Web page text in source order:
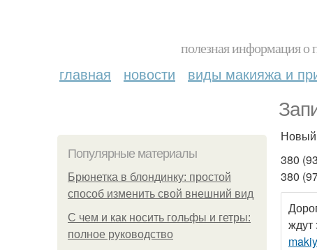
полезная информация о
главная новости виды макияжа и
Популярные материалы
Брюнетка в блондинку: простой
способ изменить свой внешний вид
С чем и как носить гольфы и гетры:
полное руководство
Новый
380
380
ждут